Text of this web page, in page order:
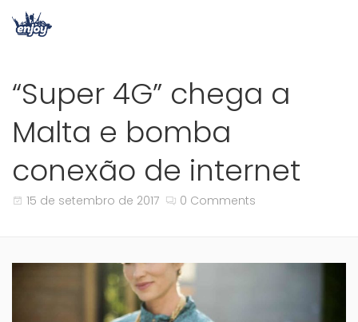
“Super 4G” chega a
Malta e bomba
conexão de internet
15 de setembro de 2017 0 Comments